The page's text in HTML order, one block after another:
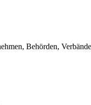
Behörden,